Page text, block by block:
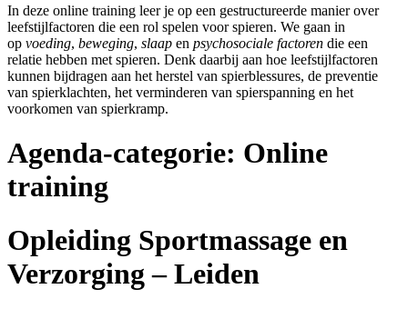
In deze online training leer je op een gestructureerde manier over
leefstijlfactoren die een rol spelen voor spieren. We gaan in
op voeding, beweging, slaap en psychosociale factoren die een
relatie hebben met spieren. Denk daarbij aan hoe leefstijlfactoren
kunnen bijdragen aan het herstel van spierblessures, de preventie
van spierklachten, het verminderen van spierspanning en het
voorkomen van spierkramp.
Agenda-categorie: Online
training
Opleiding Sportmassage en
Verzorging – Leiden